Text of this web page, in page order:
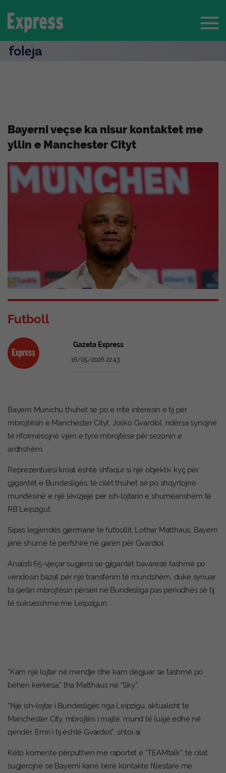
Bayerni veçse ka nisur kontaktet me
yllin e Manchester Cityt
Futboll
Gazeta Express
16/05/2026 22:43
Bayern Munichu thuhet se po e rritë interesin e tij për
mbrojtësin e Manchester Cityt, Josko Gvardiol, ndërsa synojnë
të riformësojnë vijën e tyre mbrojtëse për sezonin e
ardhshëm.
Reprezentuesi kroat është shfaqur si një objektiv kyç për
gjigantët e Bundesligës, të cilët thuhet se po shqyrtojnë
mundësinë e një lëvizjeje për ish-lojtarin e shumëanshëm të
RB Leipzigut.
Sipas legjendës gjermane të futbollit, Lothar Matthaus, Bayern
janë shumë të përfshirë në garën për Gvardiol.
Analisti 65-vjeçar sugjeroi se gjigantët bavarezë tashmë po
vendosin bazat për një transferim të mundshëm, duke synuar
ta sjellin mbrojtësin përsëri në Bundesliga pas periudhës së tij
të suksesshme me Leipzigun.
“Kam një lojtar në mendje dhe kam dëgjuar se tashmë po
bëhen kërkesa,” tha Matthaus në “Sky”.
“Një ish-lojtar i Bundesligës nga Leipzigu, aktualisht te
Manchester City, mbrojtës i majtë, mund të luajë edhe në
qendër. Emri i tij është Gvardiol”, shtoi ai.
Këto komente përputhen me raportet e “TEAMtalk”, të cilat
sugjerojnë se Bayerni kanë bërë kontakte fillestare me